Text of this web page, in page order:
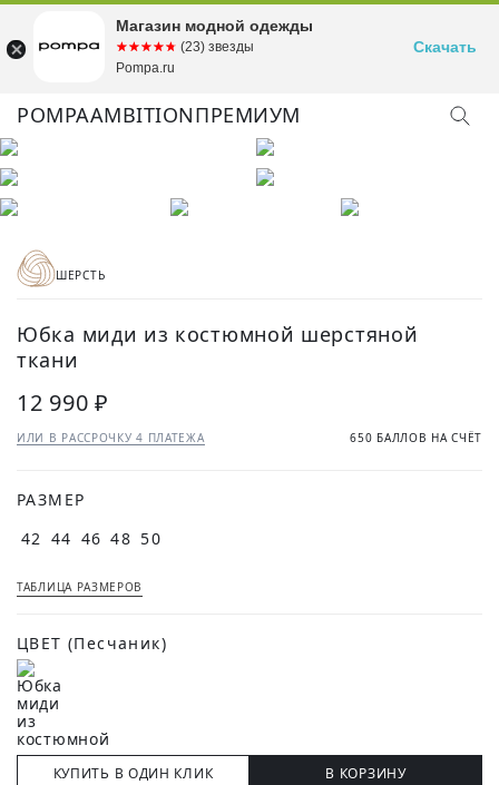
POMPAAMBITIONПРЕМИУМ
ШЕРСТЬ
Юбка миди из костюмной шерстяной
ткани
12 990 ₽
ИЛИ В РАССРОЧКУ 4 ПЛАТЕЖА 650 БАЛЛОВ НА СЧЁТ
РАЗМЕР
42 44 46 48 50
ТАБЛИЦА РАЗМЕРОВ
ЦВЕТ (Песчаник)
КУПИТЬ В ОДИН КЛИК В КОРЗИНУ
Магазин модной одежды
☆☆☆☆☆
★★★★★ (23) звезды
Pompa.ru
Скачать